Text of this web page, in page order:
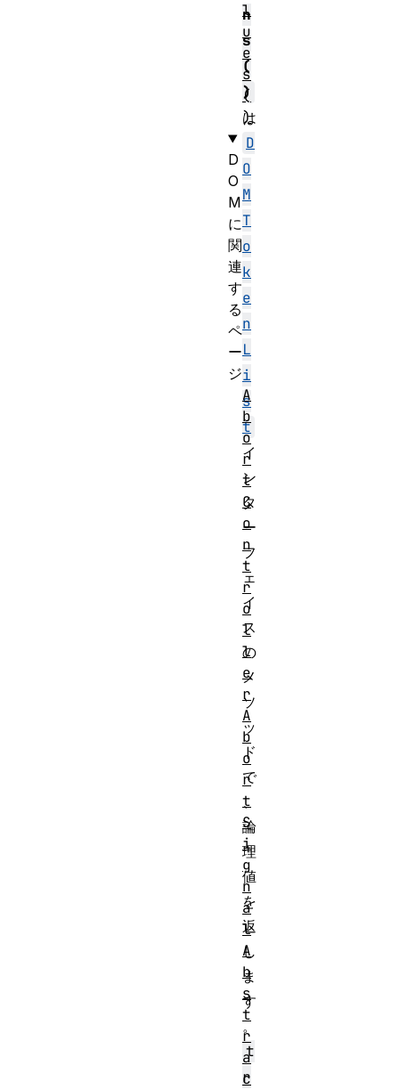
n
s
(
)
は
D
O
M
T
o
k
e
n
L
i
s
t
イ
ン
タ
ー
フ
ェ
イ
ス
の
メ
ソ
ッ
ド
で
、
論
理
値
を
返
し
ま
す
。
t
r
l
u
e
s
(
)
D
O
M
に
関
連
す
る
ペ
ー
ジ
A
b
o
r
t
C
o
n
t
r
o
l
l
e
r
A
b
o
r
t
S
i
g
n
a
l
A
b
s
t
r
a
c